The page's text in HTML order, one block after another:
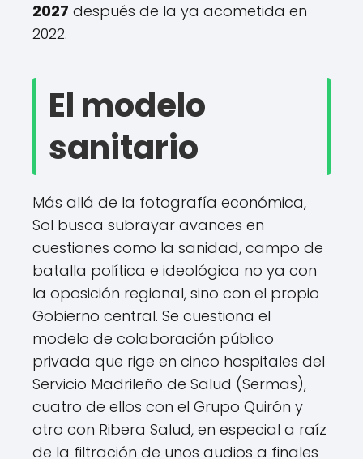
2027 después de la ya acometida en
2022.
El modelo
sanitario
Más allá de la fotografía económica,
Sol busca subrayar avances en
cuestiones como la sanidad, campo de
batalla política e ideológica no ya con
la oposición regional, sino con el propio
Gobierno central. Se cuestiona el
modelo de colaboración público
privada que rige en cinco hospitales del
Servicio Madrileño de Salud (Sermas),
cuatro de ellos con el Grupo Quirón y
otro con Ribera Salud, en especial a raíz
de la filtración de unos audios a finales